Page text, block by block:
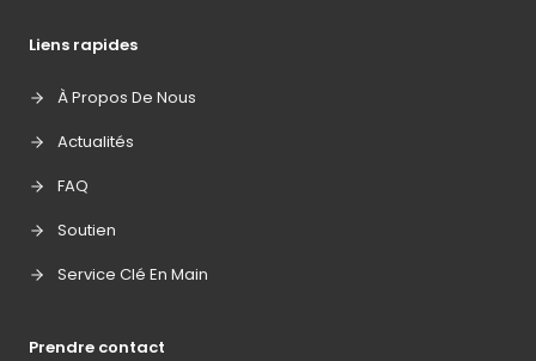
Liens rapides
À Propos De Nous
Actualités
FAQ
Soutien
Service Clé En Main
Prendre contact